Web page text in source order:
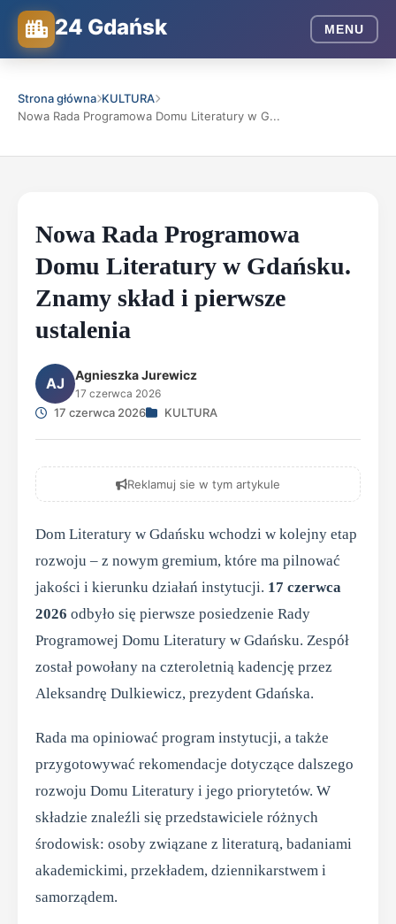
24 Gdańsk MENU
Strona główna KULTURA
Nowa Rada Programowa Domu Literatury w G...
Nowa Rada Programowa
Domu Literatury w Gdańsku.
Znamy skład i pierwsze
ustalenia
AJ Agnieszka Jurewicz
17 czerwca 2026
17 czerwca 2026 KULTURA
Reklamuj sie w tym artykule
Dom Literatury w Gdańsku wchodzi w kolejny etap
rozwoju – z nowym gremium, które ma pilnować
jakości i kierunku działań instytucji. 17 czerwca
2026 odbyło się pierwsze posiedzenie Rady
Programowej Domu Literatury w Gdańsku. Zespół
został powołany na czteroletnią kadencję przez
Aleksandrę Dulkiewicz, prezydent Gdańska.
Rada ma opiniować program instytucji, a także
przygotowywać rekomendacje dotyczące dalszego
rozwoju Domu Literatury i jego priorytetów. W
składzie znaleźli się przedstawiciele różnych
środowisk: osoby związane z literaturą, badaniami
akademickimi, przekładem, dziennikarstwem i
samorządem.